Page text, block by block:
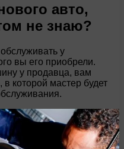
авто,
не знаю?
у
вы его приобрели.
у продавца, вам
которой мастер будет